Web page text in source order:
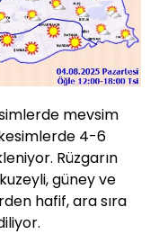
mevsim
4-6
Rüzgarın
güney ve
hafif, ara sıra